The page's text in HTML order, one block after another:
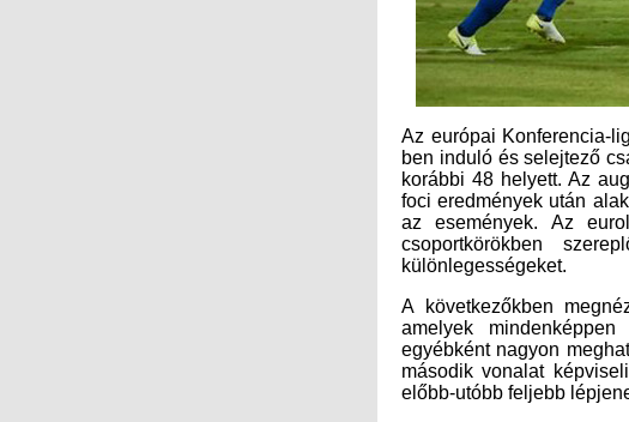
Az európai Konferencia-
ben induló és selejtező
korábbi 48 helyett. Az
foci eredmények után
az események. Az
csoportkörökben
különlegességeket.
A következőkben
amelyek
egyébként nagyon
második vonalat
előbb-utóbb feljebb